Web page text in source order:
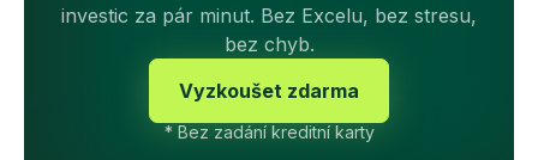
investic za pár minut. Bez Excelu, bez stresu,
bez chyb.
Vyzkoušet zdarma
* Bez zadání kreditní karty